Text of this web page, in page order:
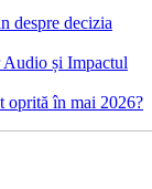
despre decizia
Audio și Impactul
oprită în mai 2026?